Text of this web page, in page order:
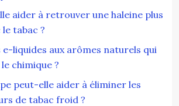
aider à retrouver une haleine plus
le tabac ?
liquides aux arômes naturels qui
chimique ?
peut-elle aider à éliminer les
de tabac froid ?